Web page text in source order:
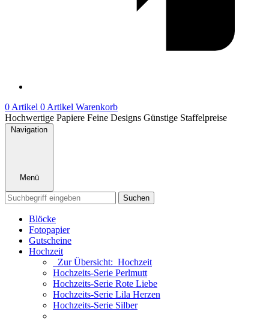
0 Artikel 0 Artikel Warenkorb
Hochwertige Papiere Feine Designs Günstige Staffelpreise
Navigation
Menü
Suchen
Blöcke
Fotopapier
Gutscheine
Hochzeit
Zur Übersicht: Hochzeit
Hochzeits-Serie Perlmutt
Hochzeits-Serie Rote Liebe
Hochzeits-Serie Lila Herzen
Hochzeits-Serie Silber